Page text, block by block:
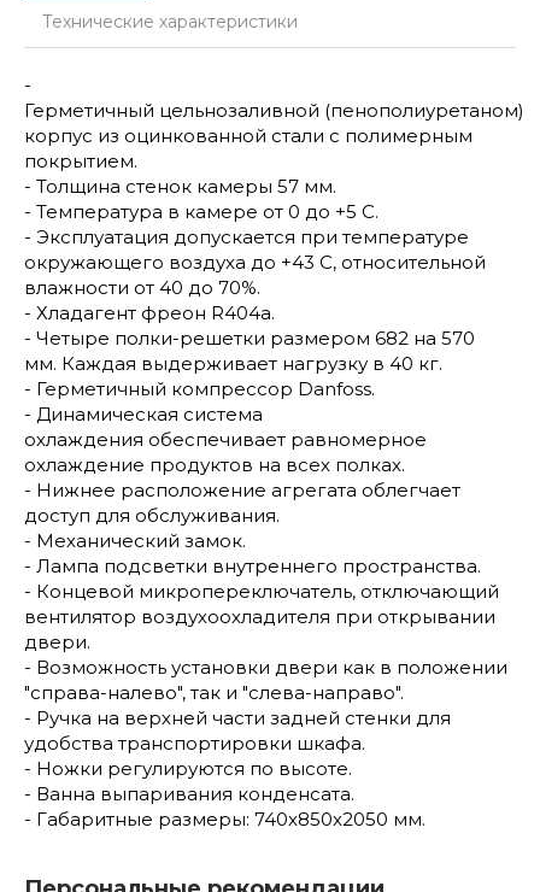
Технические характеристики
-
Герметичный цельнозаливной (пенополиуретаном)
корпус из оцинкованной стали с полимерным
покрытием.
- Толщина стенок камеры 57 мм.
- Температура в камере от 0 до +5 С.
- Эксплуатация допускается при температуре
окружающего воздуха до +43 С, относительной
влажности от 40 до 70%.
- Хладагент фреон R404а.
- Четыре полки-решетки размером 682 на 570
мм. Каждая выдерживает нагрузку в 40 кг.
- Герметичный компрессор Danfoss.
- Динамическая система
охлаждения обеспечивает равномерное
охлаждение продуктов на всех полках.
- Нижнее расположение агрегата облегчает
доступ для обслуживания.
- Механический замок.
- Лампа подсветки внутреннего пространства.
- Концевой микропереключатель, отключающий
вентилятор воздухоохладителя при открывании
двери.
- Возможность установки двери как в положении
"справа-налево", так и "слева-направо".
- Ручка на верхней части задней стенки для
удобства транспортировки шкафа.
- Ножки регулируются по высоте.
- Ванна выпаривания конденсата.
- Габаритные размеры: 740x850x2050 мм.